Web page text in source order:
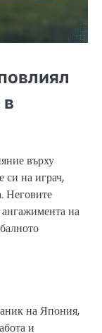
върху
си на играч,
Неговите
на
на Япония,
и